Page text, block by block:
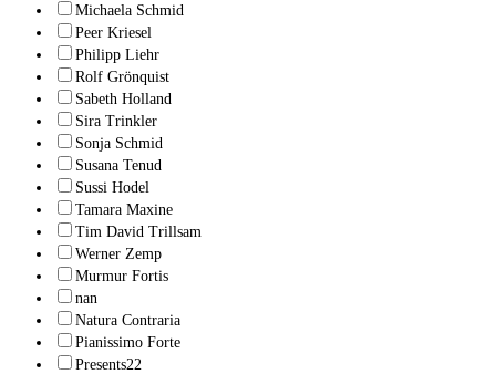
Michaela Schmid
Peer Kriesel
Philipp Liehr
Rolf Grönquist
Sabeth Holland
Sira Trinkler
Sonja Schmid
Susana Tenud
Sussi Hodel
Tamara Maxine
Tim David Trillsam
Werner Zemp
Murmur Fortis
nan
Natura Contraria
Pianissimo Forte
Presents22